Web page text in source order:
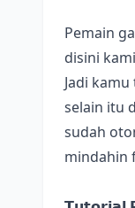
Pemain
disini
Jadi
selain itu
sudah
mindahin